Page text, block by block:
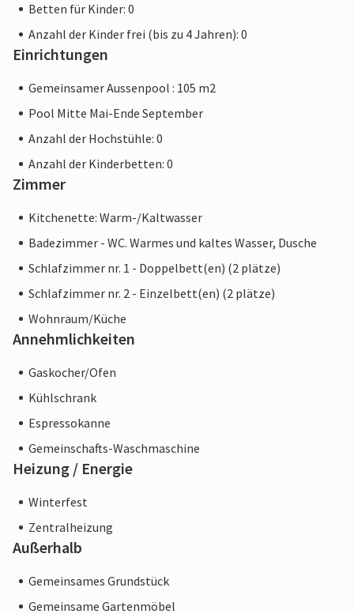
Betten für Kinder: 0
Anzahl der Kinder frei (bis zu 4 Jahren): 0
Einrichtungen
Gemeinsamer Aussenpool : 105 m2
Pool Mitte Mai-Ende September
Anzahl der Hochstühle: 0
Anzahl der Kinderbetten: 0
Zimmer
Kitchenette: Warm-/Kaltwasser
Badezimmer - WC. Warmes und kaltes Wasser, Dusche
Schlafzimmer nr. 1 - Doppelbett(en) (2 plätze)
Schlafzimmer nr. 2 - Einzelbett(en) (2 plätze)
Wohnraum/Küche
Annehmlichkeiten
Gaskocher/Ofen
Kühlschrank
Espressokanne
Gemeinschafts-Waschmaschine
Heizung / Energie
Winterfest
Zentralheizung
Außerhalb
Gemeinsames Grundstück
Gemeinsame Gartenmöbel